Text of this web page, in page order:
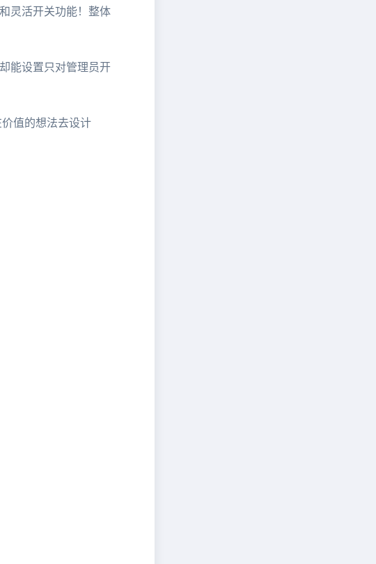
灵活开关功能！整体
能设置只对管理员开
值的想法去设计